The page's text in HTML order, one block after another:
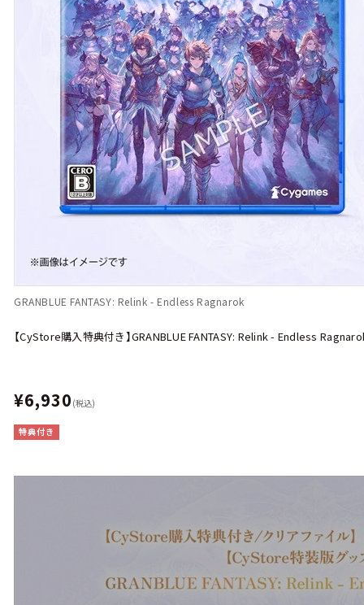
GRANBLUE FANTASY: Relink - Endless Ragnarok
【CyStore購入特典付き】GRANBLUE FANTASY: Relink - Endless Ragnarok
¥6,930 (税込)
特典付き